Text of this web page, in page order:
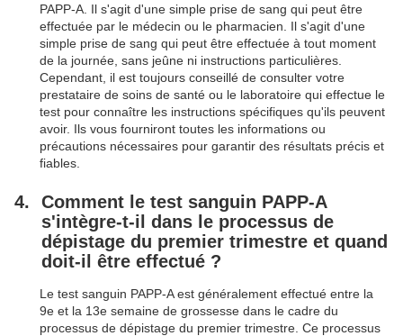
PAPP-A. Il s'agit d'une simple prise de sang qui peut être
effectuée par le médecin ou le pharmacien. Il s'agit d'une
simple prise de sang qui peut être effectuée à tout moment
de la journée, sans jeûne ni instructions particulières.
Cependant, il est toujours conseillé de consulter votre
prestataire de soins de santé ou le laboratoire qui effectue le
test pour connaître les instructions spécifiques qu'ils peuvent
avoir. Ils vous fourniront toutes les informations ou
précautions nécessaires pour garantir des résultats précis et
fiables.
Comment le test sanguin PAPP-A
s'intègre-t-il dans le processus de
dépistage du premier trimestre et quand
doit-il être effectué ?
Le test sanguin PAPP-A est généralement effectué entre la
9e et la 13e semaine de grossesse dans le cadre du
processus de dépistage du premier trimestre. Ce processus